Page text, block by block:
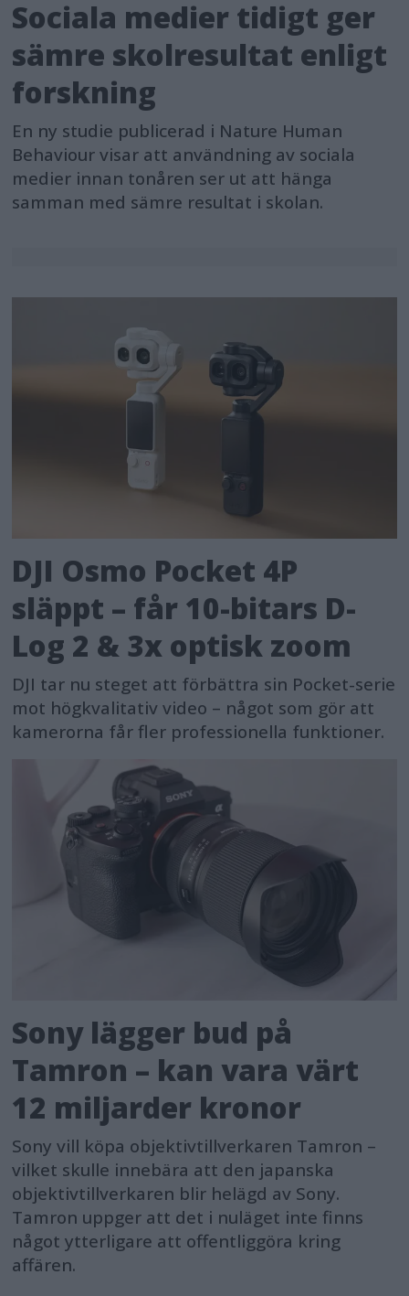
Sociala medier tidigt ger
sämre skolresultat enligt
forskning
En ny studie publicerad i Nature Human
Behaviour visar att användning av sociala
medier innan tonåren ser ut att hänga
samman med sämre resultat i skolan.
DJI Osmo Pocket 4P
släppt – får 10-bitars D-
Log 2 & 3x optisk zoom
DJI tar nu steget att förbättra sin Pocket-serie
mot högkvalitativ video – något som gör att
kamerorna får fler professionella funktioner.
Sony lägger bud på
Tamron – kan vara värt
12 miljarder kronor
Sony vill köpa objektivtillverkaren Tamron –
vilket skulle innebära att den japanska
objektivtillverkaren blir helägd av Sony.
Tamron uppger att det i nuläget inte finns
något ytterligare att offentliggöra kring
affären.